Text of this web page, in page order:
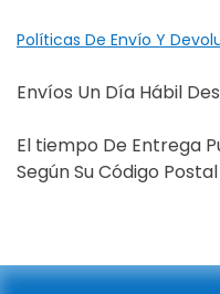
Políticas De Envío Y
Envíos Un Día Hábil
El tiempo De Entrega
Según Su Código Postal